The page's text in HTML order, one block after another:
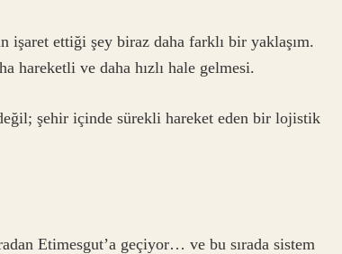
işaret ettiği şey biraz daha farklı bir yaklaşım.
hareketli ve daha hızlı hale gelmesi.
şehir içinde sürekli hareket eden bir lojistik
Etimesgut’a geçiyor… ve bu sırada sistem